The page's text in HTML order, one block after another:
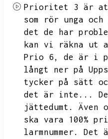
Prioritet 3 är att
som rör unga och
det de har
kan vi räkna ut
Prio 6,
de är i
långt ner på
tycker på sätt
det är inte...
jättedumt.
Även
ska vara 100%
larmnummer.
Det